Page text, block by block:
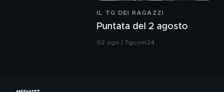
IL TG DEI RAGAZZI
Puntata del 2 agosto
02 ago | Tgcom24